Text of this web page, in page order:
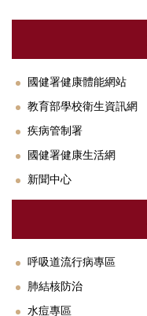
傳染病專區
新冠肺炎防疫措施
職業安全衛生護理
下載專區
國健署健康體能網站
教育部學校衛生資訊網
疾病管制署
國健署健康生活網
新聞中心
呼吸道流行病專區
肺結核防治
水痘專區